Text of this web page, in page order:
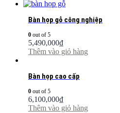
Bàn họp gỗ công nghiệp
0 out of 5
5,490,000₫
Thêm vào giỏ hàng
Bàn họp cao cấp
0 out of 5
6,100,000₫
Thêm vào giỏ hàng